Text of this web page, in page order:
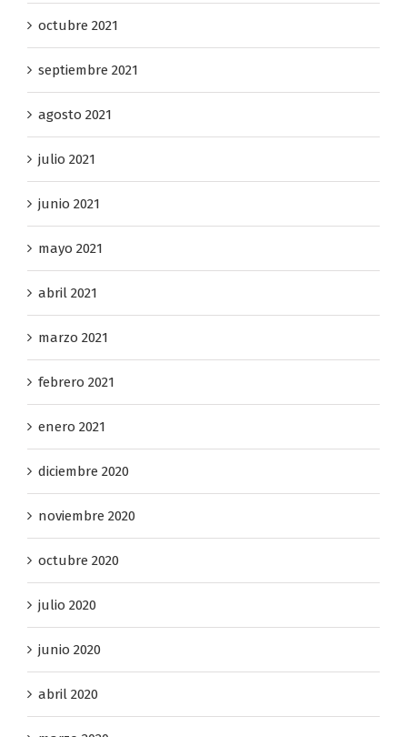
octubre 2021
septiembre 2021
agosto 2021
julio 2021
junio 2021
mayo 2021
abril 2021
marzo 2021
febrero 2021
enero 2021
diciembre 2020
noviembre 2020
octubre 2020
julio 2020
junio 2020
abril 2020